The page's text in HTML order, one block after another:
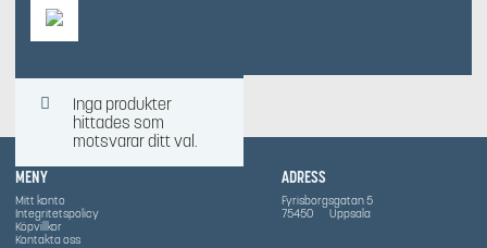
Hem/ Produkt Leverantör / Maxus
Inga produkter
hittades som
motsvarar ditt val.
MENY
Mitt konto
Integritetspolicy
Köpvillkor
Kontakta oss
ADRESS
Fyrisborgsgatan 5
75450
Uppsala